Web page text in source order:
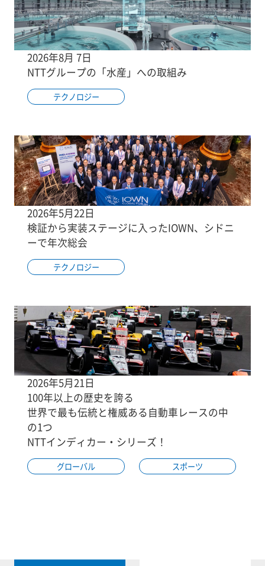
2026年8月 7日
NTTグループの「水産」への取組み
テクノロジー
2026年5月22日
検証から実装ステージに入ったIOWN、シドニ
ーで年次総会
テクノロジー
2026年5月21日
100年以上の歴史を誇る
世界で最も伝統と権威ある自動車レースの中
の1つ
NTTインディカー・シリーズ！
グローバル スポーツ